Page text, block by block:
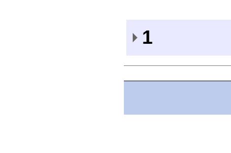
1